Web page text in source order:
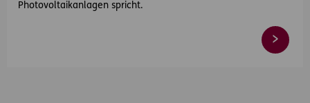
Photovoltaikanlagen spricht.